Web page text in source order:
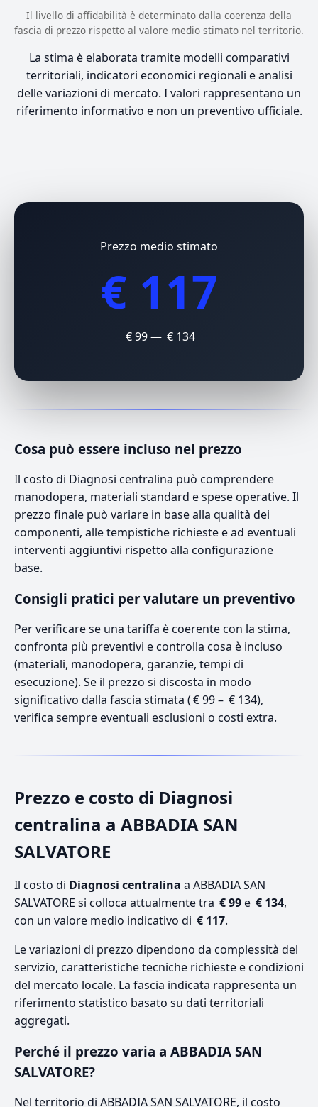
Il livello di affidabilità è determinato dalla coerenza della
fascia di prezzo rispetto al valore medio stimato nel territorio.
La stima è elaborata tramite modelli comparativi
territoriali, indicatori economici regionali e analisi
delle variazioni di mercato. I valori rappresentano un
riferimento informativo e non un preventivo ufficiale.
Prezzo medio stimato
€ 117
€ 99 — € 134
Cosa può essere incluso nel prezzo
Il costo di Diagnosi centralina può comprendere
manodopera, materiali standard e spese operative. Il
prezzo finale può variare in base alla qualità dei
componenti, alle tempistiche richieste e ad eventuali
interventi aggiuntivi rispetto alla configurazione
base.
Consigli pratici per valutare un preventivo
Per verificare se una tariffa è coerente con la stima,
confronta più preventivi e controlla cosa è incluso
(materiali, manodopera, garanzie, tempi di
esecuzione). Se il prezzo si discosta in modo
significativo dalla fascia stimata ( € 99 – € 134),
verifica sempre eventuali esclusioni o costi extra.
Prezzo e costo di Diagnosi
centralina a ABBADIA SAN
SALVATORE
Il costo di Diagnosi centralina a ABBADIA SAN
SALVATORE si colloca attualmente tra € 99e € 134,
con un valore medio indicativo di € 117.
Le variazioni di prezzo dipendono da complessità del
servizio, caratteristiche tecniche richieste e condizioni
del mercato locale. La fascia indicata rappresenta un
riferimento statistico basato su dati territoriali
aggregati.
Perché il prezzo varia a ABBADIA SAN
SALVATORE?
Nel territorio di ABBADIA SAN SALVATORE, il costo